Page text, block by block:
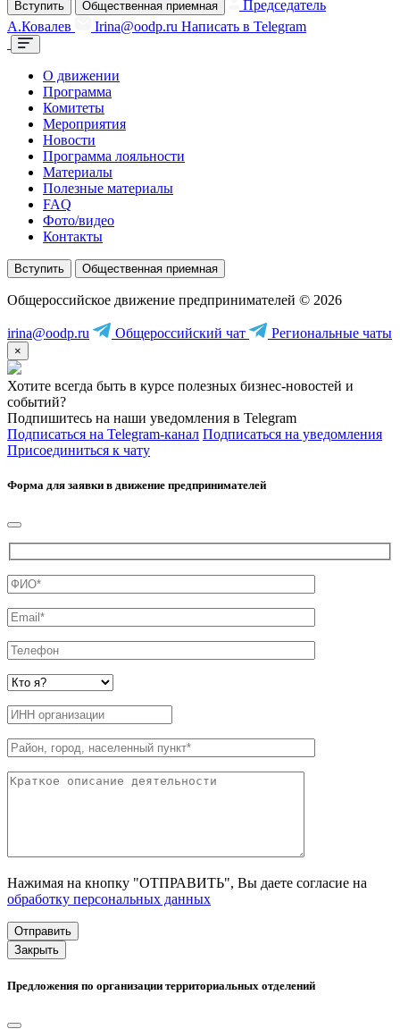
Вступить Общественная приемная
Председатель
А.Ковалев
Irina@oodp.ru Написать в Telegram
О движении
Программа
Комитеты
Мероприятия
Новости
Программа лояльности
Материалы
Полезные материалы
FAQ
Фото/видео
Контакты
Вступить Общественная приемная
Общероссийское движение предпринимателей © 2026
irina@oodp.ru Общероссийский чат Региональные чаты
×
Хотите всегда быть в курсе полезных бизнес-новостей и
событий?
Подпишитесь на наши уведомления в Telegram
Подписаться на Telegram-канал Подписаться на уведомления
Присоединиться к чату
Форма для заявки в движение предпринимателей
Нажимая на кнопку "ОТПРАВИТЬ", Вы даете согласие на
обработку персональных данных
Закрыть
Предложения по организации территориальных отделений